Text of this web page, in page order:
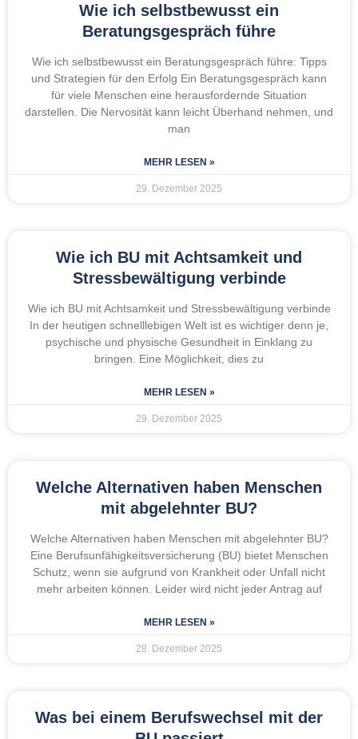
Wie ich selbstbewusst ein
Beratungsgespräch führe
Wie ich selbstbewusst ein Beratungsgespräch führe: Tipps
und Strategien für den Erfolg Ein Beratungsgespräch kann
für viele Menschen eine herausfordernde Situation
darstellen. Die Nervosität kann leicht Überhand nehmen, und
man
MEHR LESEN »
29. Dezember 2025
Wie ich BU mit Achtsamkeit und
Stressbewältigung verbinde
Wie ich BU mit Achtsamkeit und Stressbewältigung verbinde
In der heutigen schnelllebigen Welt ist es wichtiger denn je,
psychische und physische Gesundheit in Einklang zu
bringen. Eine Möglichkeit, dies zu
MEHR LESEN »
29. Dezember 2025
Welche Alternativen haben Menschen
mit abgelehnter BU?
Welche Alternativen haben Menschen mit abgelehnter BU?
Eine Berufsunfähigkeitsversicherung (BU) bietet Menschen
Schutz, wenn sie aufgrund von Krankheit oder Unfall nicht
mehr arbeiten können. Leider wird nicht jeder Antrag auf
MEHR LESEN »
28. Dezember 2025
Was bei einem Berufswechsel mit der